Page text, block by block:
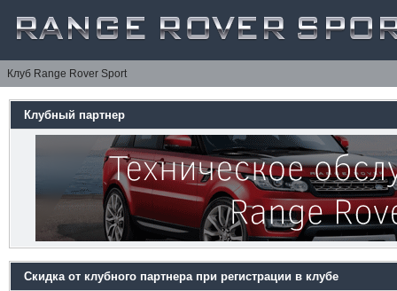
Клуб Range Rover Sport
Клубный партнер
Скидка от клубного партнера при регистрации в клубе